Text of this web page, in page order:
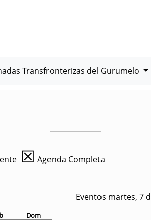
Transfronterizas del Gurumelo
☒ Agenda Completa
Dom
Eventos martes, 7